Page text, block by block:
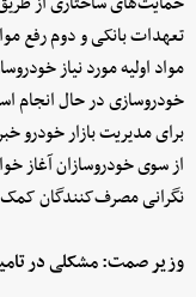
تعهدات بانکی و دوم رفع
مواد اولیه مورد نیاز
خودروسازی در حال انجام
برای مدیریت بازار خودرو
از سوی خودروسازان آغاز
نگرانی مصرف‌کنندگان
وزیر صمت: مشکلی در